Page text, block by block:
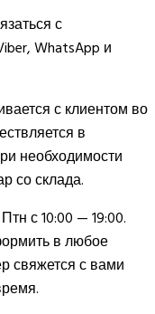
с
WhatsApp и
с клиентом во
в
необходимости
со склада.
с 10:00 — 19:00.
в любое
свяжется с вами